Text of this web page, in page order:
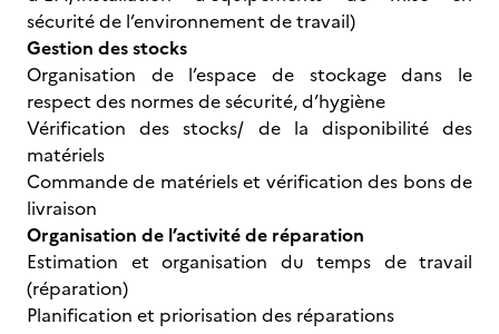
sécurité de l’environnement de travail)
Gestion des stocks
Organisation de l’espace de stockage dans le
respect des normes de sécurité, d’hygiène
Vérification des stocks/ de la disponibilité des
matériels
Commande de matériels et vérification des bons de
livraison
Organisation de l’activité de réparation
Estimation et organisation du temps de travail
(réparation)
Planification et priorisation des réparations